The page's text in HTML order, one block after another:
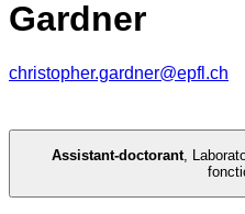
Gardner
christopher.gardner@epfl.ch
Assistant-doctorant,